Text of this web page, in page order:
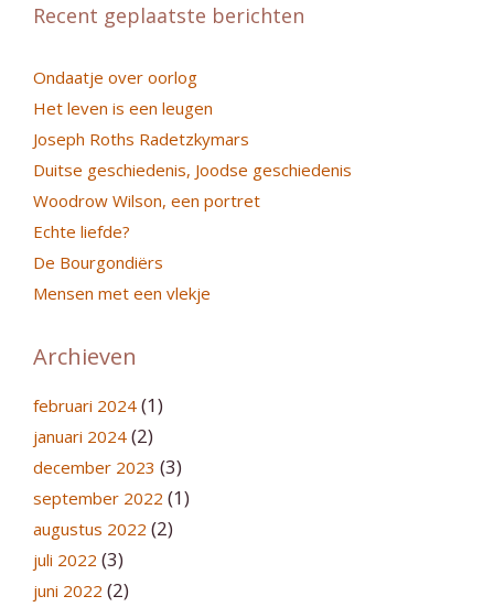
Recent geplaatste berichten
Ondaatje over oorlog
Het leven is een leugen
Joseph Roths Radetzkymars
Duitse geschiedenis, Joodse geschiedenis
Woodrow Wilson, een portret
Echte liefde?
De Bourgondiërs
Mensen met een vlekje
Archieven
februari 2024 (1)
januari 2024 (2)
december 2023 (3)
september 2022 (1)
augustus 2022 (2)
juli 2022 (3)
juni 2022 (2)